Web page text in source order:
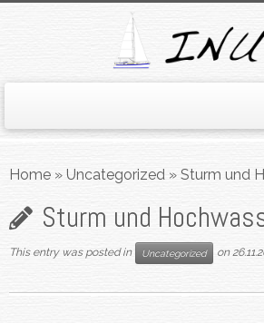
toHome » Uncategorized » Sturm und
Sturm und
This entry was posted in Uncategorized on